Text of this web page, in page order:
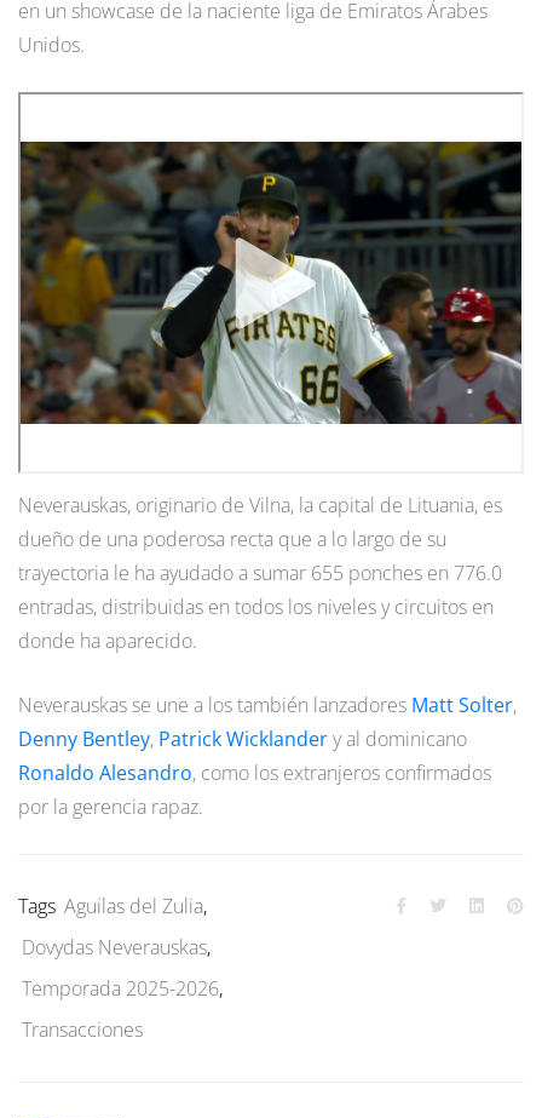
en un showcase de la naciente liga de Emiratos Árabes
Unidos.
Neverauskas, originario de Vilna, la capital de Lituania, es
dueño de una poderosa recta que a lo largo de su
trayectoria le ha ayudado a sumar 655 ponches en 776.0
entradas, distribuidas en todos los niveles y circuitos en
donde ha aparecido.
Neverauskas se une a los también lanzadores Matt Solter,
Denny Bentley, Patrick Wicklandery al dominicano
Ronaldo Alesandro, como los extranjeros confirmados
por la gerencia rapaz.
Tags Aguilas del Zulia,
Dovydas Neverauskas,
Temporada 2025-2026,
Transacciones